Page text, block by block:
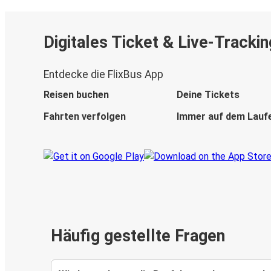
Digitales Ticket & Live-
Entdecke die FlixBus App
Reisen buchen
Deine Tickets
Fahrten verfolgen
Immer auf dem
Häufig gestellte Fragen